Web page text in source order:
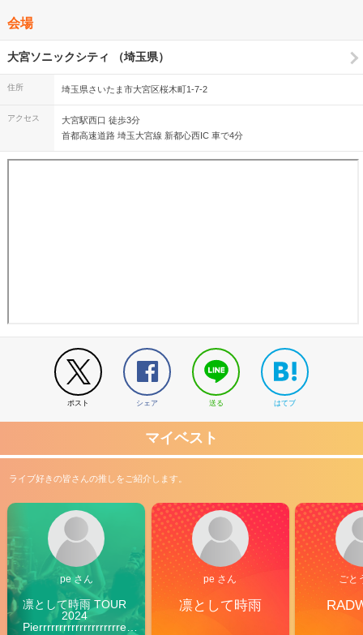
会場
大宮ソニックシティ （埼玉県）
住所 埼玉県さいたま市大宮区桜木町1-7-2
アクセス
大宮駅西口 徒歩3分
首都高速道路 埼玉大宮線 新都心西IC 車で4分
ポスト シェア 送る はてブ
マイベスト
ライブ好きの皆さんの推しをご紹介します。
pe さん
凛として時雨 TOUR
2024
Pierrrrrrrrrrrrrrrrrrrre
pe さん
凛として時雨
ごと